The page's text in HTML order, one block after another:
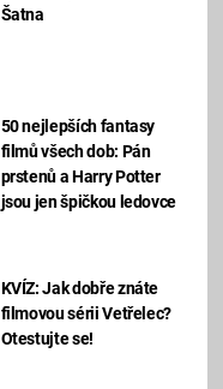
Šatna
50 nejlepších fantasy
filmů všech dob: Pán
prstenů a Harry Potter
jsou jen špičkou ledovce
KVÍZ: Jak dobře znáte
filmovou sérii Vetřelec?
Otestujte se!